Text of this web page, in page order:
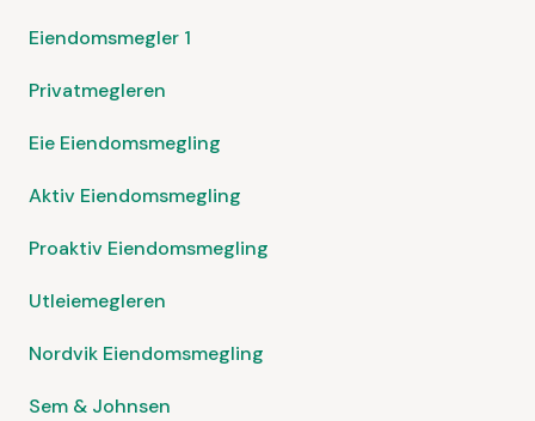
Eiendomsmegler 1
Privatmegleren
Eie Eiendomsmegling
Aktiv Eiendomsmegling
Proaktiv Eiendomsmegling
Utleiemegleren
Nordvik Eiendomsmegling
Sem & Johnsen